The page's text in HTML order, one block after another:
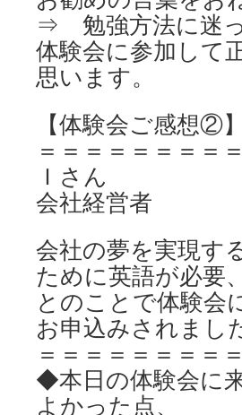
⇒ 勉強方法に迷
体験会に参加して
思います。
【体験会ご感想②】
＝＝＝＝＝＝＝＝＝
Ｉさん
会社経営者
会社の夢を実現す
ために英語が必要、
とのことで体験会
お申込みされまし
＝＝＝＝＝＝＝＝＝
◆本日の体験会に
よかった点、